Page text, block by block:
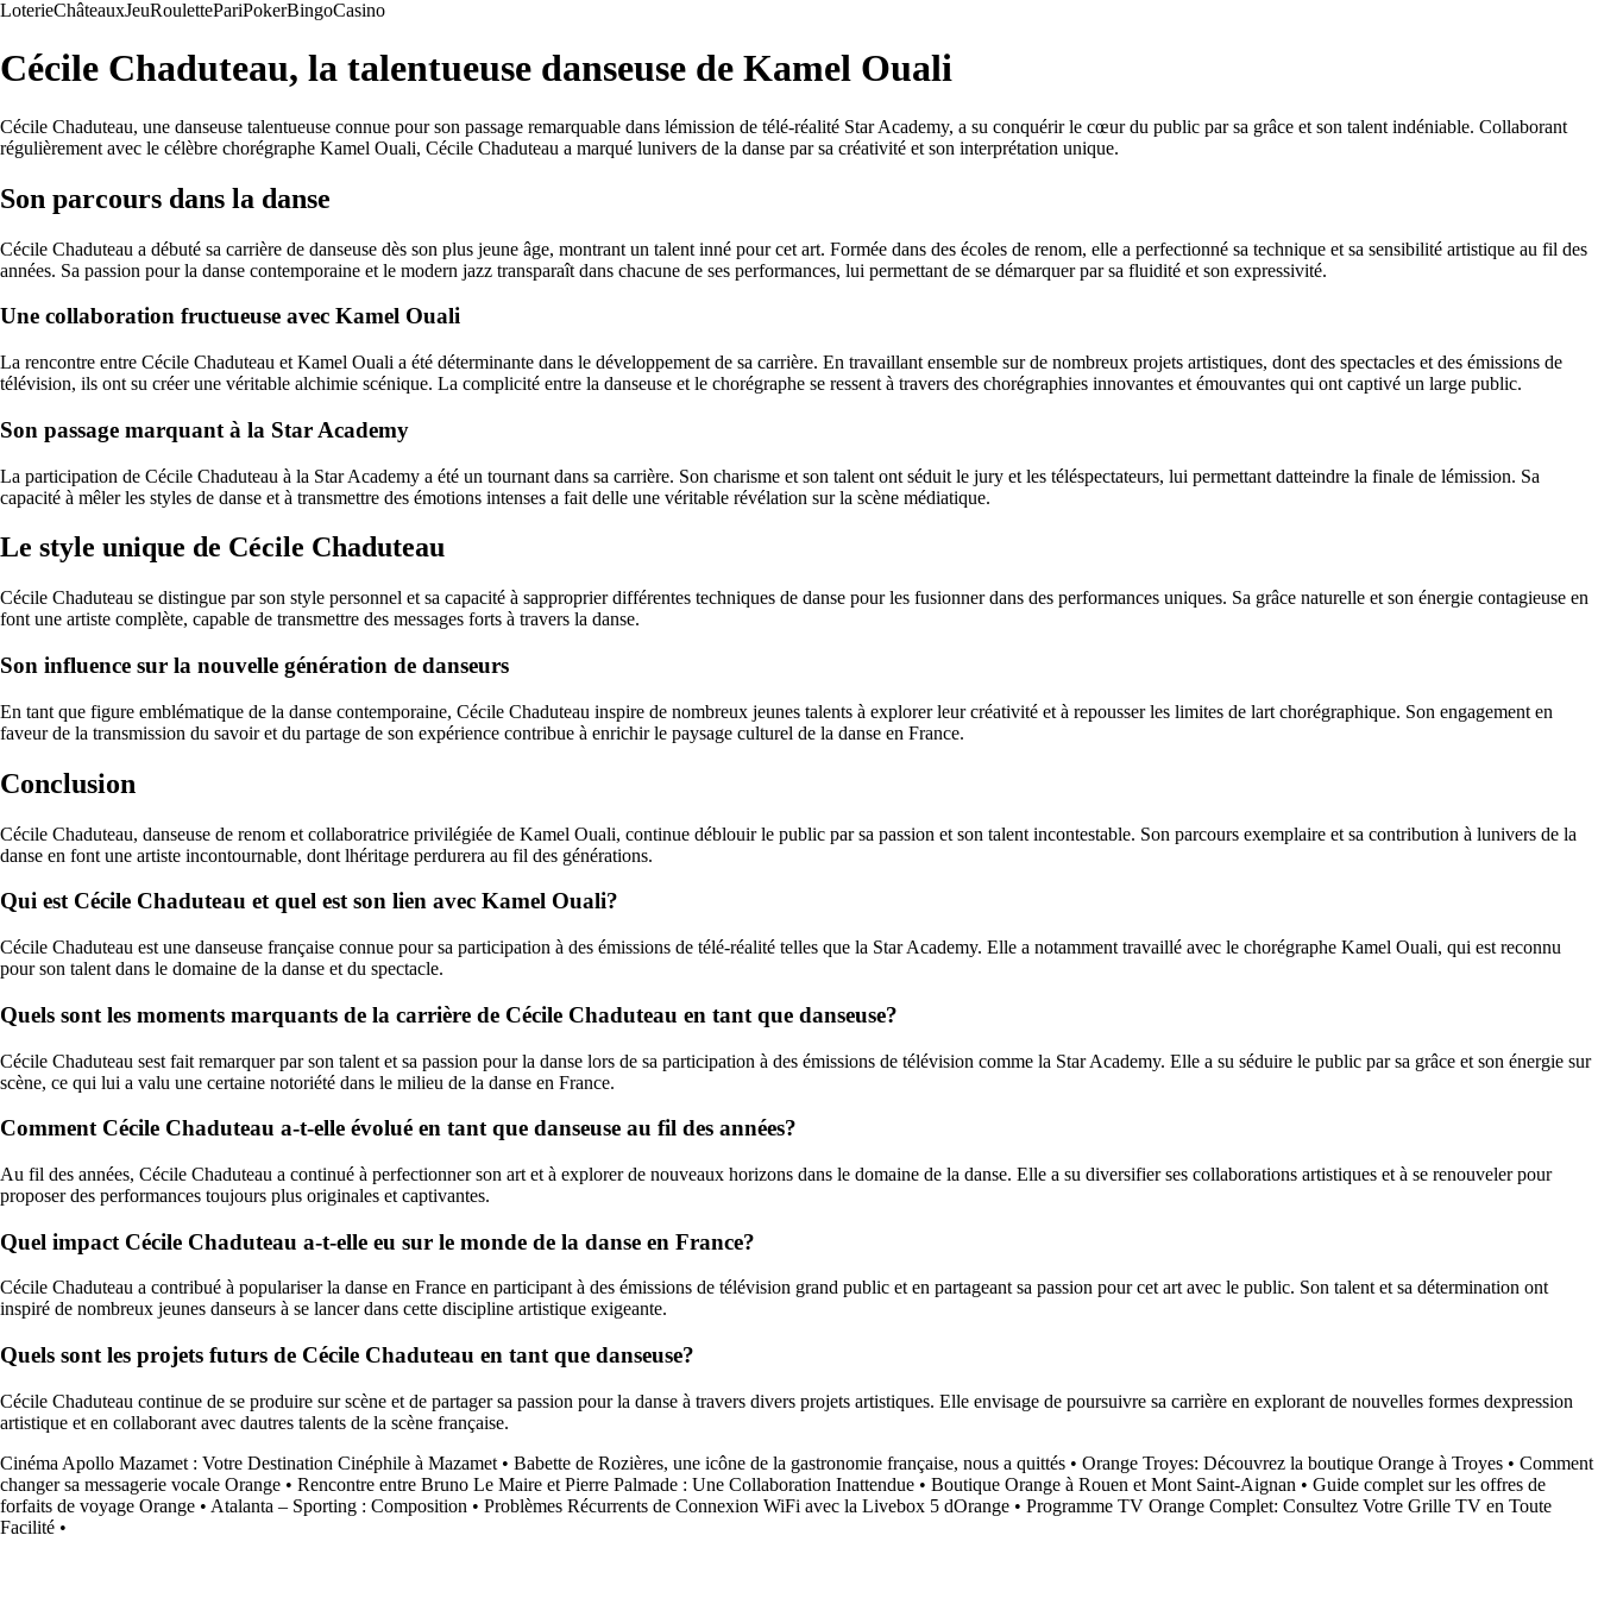
LoterieChâteauxJeuRoulettePariPokerBingoCasino
Cécile Chaduteau, la talentueuse danseuse de Kamel Ouali
Cécile Chaduteau, une danseuse talentueuse connue pour son passage remarquable dans lémission de télé-réalité Star Academy, a su conquérir le cœur du public par sa grâce et son talent indéniable. Collaborant
régulièrement avec le célèbre chorégraphe Kamel Ouali, Cécile Chaduteau a marqué lunivers de la danse par sa créativité et son interprétation unique.
Son parcours dans la danse
Cécile Chaduteau a débuté sa carrière de danseuse dès son plus jeune âge, montrant un talent inné pour cet art. Formée dans des écoles de renom, elle a perfectionné sa technique et sa sensibilité artistique au fil des
années. Sa passion pour la danse contemporaine et le modern jazz transparaît dans chacune de ses performances, lui permettant de se démarquer par sa fluidité et son expressivité.
Une collaboration fructueuse avec Kamel Ouali
La rencontre entre Cécile Chaduteau et Kamel Ouali a été déterminante dans le développement de sa carrière. En travaillant ensemble sur de nombreux projets artistiques, dont des spectacles et des émissions de
télévision, ils ont su créer une véritable alchimie scénique. La complicité entre la danseuse et le chorégraphe se ressent à travers des chorégraphies innovantes et émouvantes qui ont captivé un large public.
Son passage marquant à la Star Academy
La participation de Cécile Chaduteau à la Star Academy a été un tournant dans sa carrière. Son charisme et son talent ont séduit le jury et les téléspectateurs, lui permettant datteindre la finale de lémission. Sa
capacité à mêler les styles de danse et à transmettre des émotions intenses a fait delle une véritable révélation sur la scène médiatique.
Le style unique de Cécile Chaduteau
Cécile Chaduteau se distingue par son style personnel et sa capacité à sapproprier différentes techniques de danse pour les fusionner dans des performances uniques. Sa grâce naturelle et son énergie contagieuse en
font une artiste complète, capable de transmettre des messages forts à travers la danse.
Son influence sur la nouvelle génération de danseurs
En tant que figure emblématique de la danse contemporaine, Cécile Chaduteau inspire de nombreux jeunes talents à explorer leur créativité et à repousser les limites de lart chorégraphique. Son engagement en
faveur de la transmission du savoir et du partage de son expérience contribue à enrichir le paysage culturel de la danse en France.
Conclusion
Cécile Chaduteau, danseuse de renom et collaboratrice privilégiée de Kamel Ouali, continue déblouir le public par sa passion et son talent incontestable. Son parcours exemplaire et sa contribution à lunivers de la
danse en font une artiste incontournable, dont lhéritage perdurera au fil des générations.
Qui est Cécile Chaduteau et quel est son lien avec Kamel Ouali?
Cécile Chaduteau est une danseuse française connue pour sa participation à des émissions de télé-réalité telles que la Star Academy. Elle a notamment travaillé avec le chorégraphe Kamel Ouali, qui est reconnu
pour son talent dans le domaine de la danse et du spectacle.
Quels sont les moments marquants de la carrière de Cécile Chaduteau en tant que danseuse?
Cécile Chaduteau sest fait remarquer par son talent et sa passion pour la danse lors de sa participation à des émissions de télévision comme la Star Academy. Elle a su séduire le public par sa grâce et son énergie sur
scène, ce qui lui a valu une certaine notoriété dans le milieu de la danse en France.
Comment Cécile Chaduteau a-t-elle évolué en tant que danseuse au fil des années?
Au fil des années, Cécile Chaduteau a continué à perfectionner son art et à explorer de nouveaux horizons dans le domaine de la danse. Elle a su diversifier ses collaborations artistiques et à se renouveler pour
proposer des performances toujours plus originales et captivantes.
Quel impact Cécile Chaduteau a-t-elle eu sur le monde de la danse en France?
Cécile Chaduteau a contribué à populariser la danse en France en participant à des émissions de télévision grand public et en partageant sa passion pour cet art avec le public. Son talent et sa détermination ont
inspiré de nombreux jeunes danseurs à se lancer dans cette discipline artistique exigeante.
Quels sont les projets futurs de Cécile Chaduteau en tant que danseuse?
Cécile Chaduteau continue de se produire sur scène et de partager sa passion pour la danse à travers divers projets artistiques. Elle envisage de poursuivre sa carrière en explorant de nouvelles formes dexpression
artistique et en collaborant avec dautres talents de la scène française.
Cinéma Apollo Mazamet : Votre Destination Cinéphile à Mazamet • Babette de Rozières, une icône de la gastronomie française, nous a quittés • Orange Troyes: Découvrez la boutique Orange à Troyes • Comment
changer sa messagerie vocale Orange • Rencontre entre Bruno Le Maire et Pierre Palmade : Une Collaboration Inattendue • Boutique Orange à Rouen et Mont Saint-Aignan • Guide complet sur les offres de
forfaits de voyage Orange • Atalanta – Sporting : Composition • Problèmes Récurrents de Connexion WiFi avec la Livebox 5 dOrange • Programme TV Orange Complet: Consultez Votre Grille TV en Toute
Facilité •